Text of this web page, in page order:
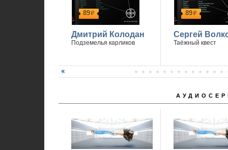
89р
Дмитрий Колодан
Подземелья карликов
89р
Сергей
Таёжный квест